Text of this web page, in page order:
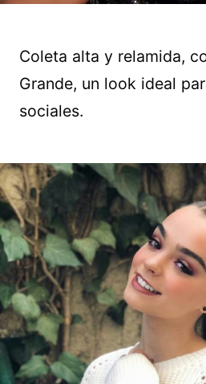
Coleta alta y relamida,
Grande, un look ideal
sociales.